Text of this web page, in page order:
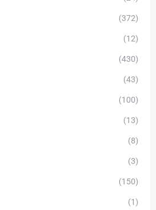
(372)
(12)
(430)
(43)
(100)
(13)
(8)
(3)
(150)
(1)